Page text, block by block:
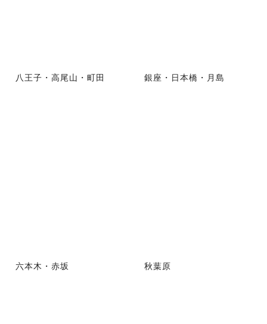
八王子・高尾山・町田 銀座・日本橋・月島
六本木・赤坂 秋葉原